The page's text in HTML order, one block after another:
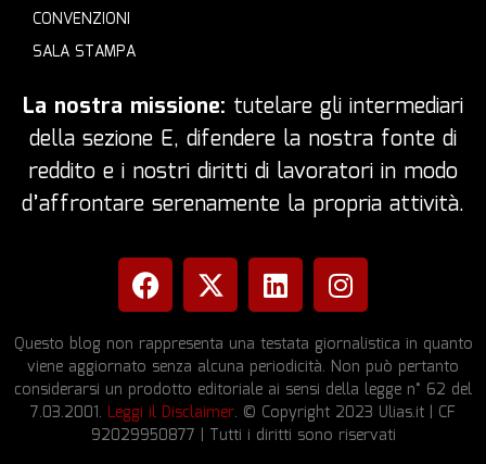
CONVENZIONI
SALA STAMPA
La nostra missione: tutelare gli intermediari
della sezione E, difendere la nostra fonte di
reddito e i nostri diritti di lavoratori in modo
d’affrontare serenamente la propria attività.
Questo blog non rappresenta una testata giornalistica in quanto
viene aggiornato senza alcuna periodicità. Non può pertanto
considerarsi un prodotto editoriale ai sensi della legge n° 62 del
7.03.2001. Leggi il Disclaimer. © Copyright 2023 Ulias.it | CF
92029950877 | Tutti i diritti sono riservati